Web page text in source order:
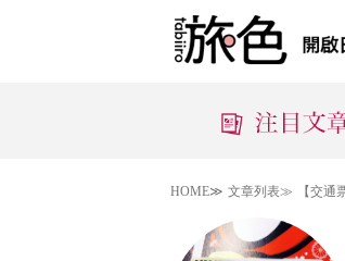
HOME≫ 文章列表≫ 【交